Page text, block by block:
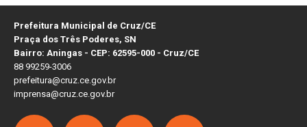
Prefeitura Municipal de Cruz/CE
Praça dos Três Poderes, SN
Bairro: Aningas - CEP: 62595-000 - Cruz/CE
88 99259-3006
prefeitura@cruz.ce.gov.br
imprensa@cruz.ce.gov.br